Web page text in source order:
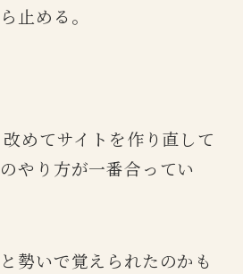
止める。
めてサイトを作り直して
やり方が一番合ってい
勢いで覚えられたのかも